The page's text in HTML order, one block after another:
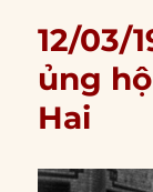
12/03/
ủng
Hai